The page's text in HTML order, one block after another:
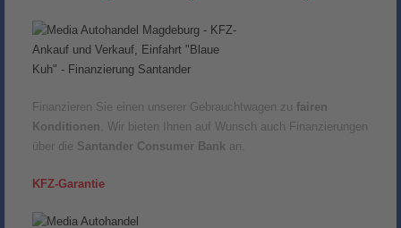
Finanzieren Sie einen unserer Gebrauchtwagen zu fairen
Konditionen . Wir bieten Ihnen auf Wunsch auch Finanzierungen
über die Santander Consumer Bank an.
KFZ-Garantie